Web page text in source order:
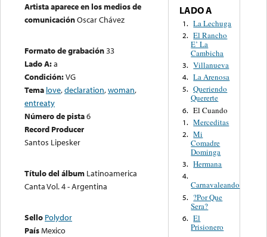
Artista aparece en los medios de
comunicaciónOscar Chávez
Formato de grabación33
Lado A:a
Condición:VG
Tema love,declaration,woman,
entreaty
Número de pista6
Record Producer
Santos Lipesker
Título del álbum Latinoamerica
Canta Vol. 4 - Argentina
Sello Polydor
PaísMexico
LADO A
1. La Lechuga
2. El Rancho
E’ La
Cambicha
3. Villanueva
4. La Arenosa
5. Queriendo
Quererte
6. El Cuando
1. Merceditas
2. Mi
Comadre
Dominga
3. Hermana
4.
Carnavaleando
5.
?Por Que
Sera?
6. El
Prisionero